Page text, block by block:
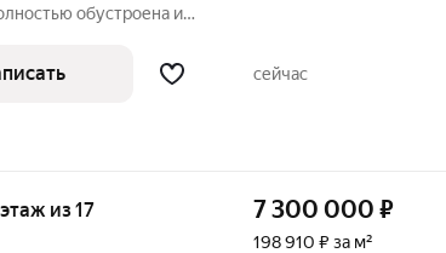
обустроена и
24м2, в с тремя
сейчас
из 17 7 300 000 ₽
198 910 ₽ за м²